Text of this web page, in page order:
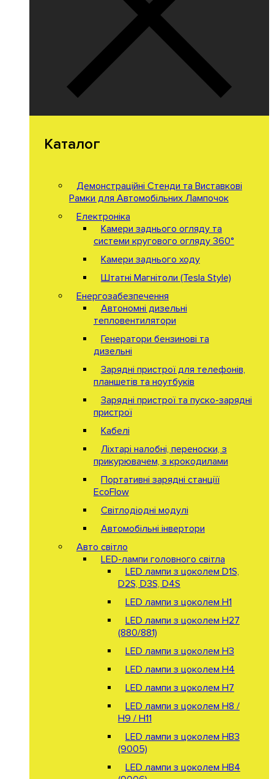
Каталог
Демонстраційні Стенди та Виставкові
Рамки для Автомобільних Лампочок
Електроніка
Камери заднього огляду та
системи кругового огляду 360°
Камери заднього ходу
Штатні Магнітоли (Tesla Style)
Енергозабезпечення
Автономні дизельні
тепловентилятори
Генератори бензинові та
дизельні
Зарядні пристрої для телефонів,
планшетів та ноутбуків
Зарядні пристрої та пуско-зарядні
пристрої
Кабелі
Ліхтарі налобні, переноски, з
прикурювачем, з крокодилами
Портативні зарядні станціїї
EcoFlow
Світлодіодні модулі
Автомобільні інвертори
Авто світло
LED-лампи головного світла
LED лампи з цоколем D1S,
D2S, D3S, D4S
LED лампи з цоколем H1
LED лампи з цоколем H27
(880/881)
LED лампи з цоколем H3
LED лампи з цоколем H4
LED лампи з цоколем H7
LED лампи з цоколем H8 /
H9 / H11
LED лампи з цоколем HB3
(9005)
LED лампи з цоколем HB4